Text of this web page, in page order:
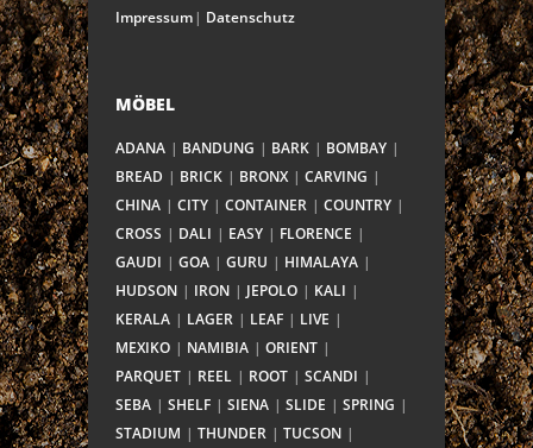
Impressum
Datenschutz
MÖBEL
ADANA BANDUNG BARK
BOMBAY
BREAD
BRICK BRONX
CARVING
CHINA
CITY CONTAINER
COUNTRY
CROSS
DALI EASY
FLORENCE
GAUDI
GOA GURU
HIMALAYA
HUDSON
IRON JEPOLO
KALI
KERALA
LAGER LEAF
LIVE
MEXIKO
NAMIBIA
ORIENT
PARQUET
REEL ROOT
SCANDI
SEBA
SHELF SIENA SLIDE
SPRING
STADIUM
THUNDER
TUCSON